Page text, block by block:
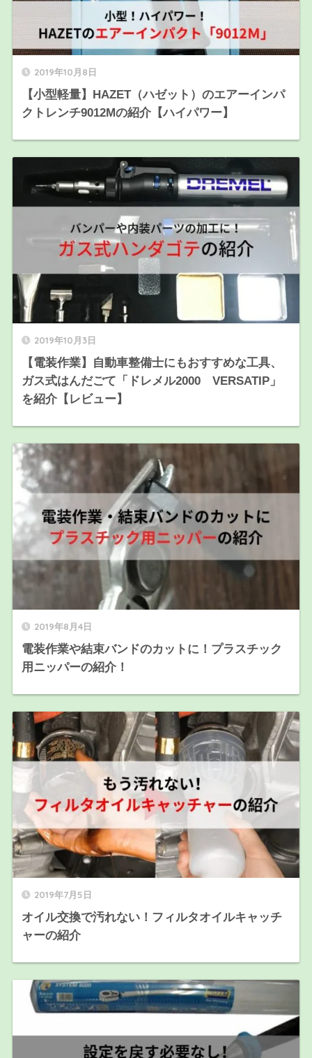
2019年10月8日
【小型軽量】HAZET（ハゼット）のエアーインパ
クトレンチ9012Mの紹介【ハイパワー】
2019年10月3日
【電装作業】自動車整備士にもおすすめな工具、
ガス式はんだごて「ドレメル2000 VERSATIP」
を紹介【レビュー】
2019年8月4日
電装作業や結束バンドのカットに！プラスチック
用ニッパーの紹介！
2019年7月5日
オイル交換で汚れない！フィルタオイルキャッチ
ャーの紹介